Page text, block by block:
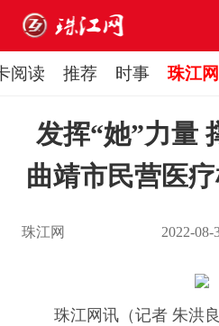
阅读 推荐 时事 珠江
发挥“她”力量
曲靖市民营医
珠江网 2022-08-
珠江网讯（记者 朱洪良